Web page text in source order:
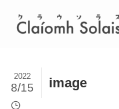
image
2022
8/15